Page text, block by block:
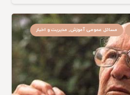
مسائل عمومی آموزش, مدیریت و اخبار